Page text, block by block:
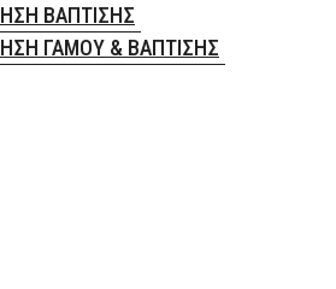
ΒΆΠΤΙΣΗΣ
ΓΆΜΟΥ & ΒΆΠΤΙΣΗΣ